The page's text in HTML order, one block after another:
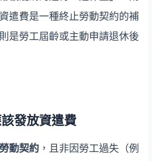
遣費是一種終止勞動契約的補
是勞工屆齡或主動申請退休後
發放資遣費
動契約 ，且非因勞工過失（例